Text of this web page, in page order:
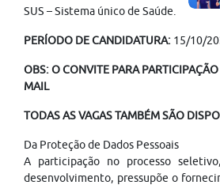
SUS – Sistema único de Saúde.
PERÍODO DE CANDIDATURA: 15/10/
OBS: O CONVITE PARA
MAIL
TODAS AS VAGAS TAMBÉM SÃO
Da Proteção de Dados Pessoais
A participação no processo
desenvolvimento, pressupõe o